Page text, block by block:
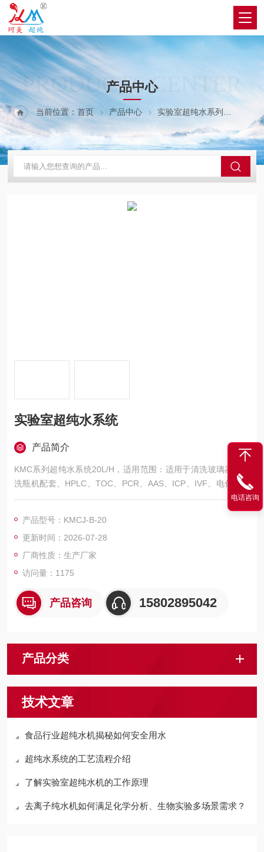
PRODUCTS CENTER
产品中心
当前位置：首页 产品中心 实验室超纯水系列
实验室超纯水系统
产品简介
KMC系列超纯水系统20L/H，适用范围：适用于清洗玻璃器皿、
洗瓶机配套、HPLC、TOC、PCR、AAS、ICP、IVF、电化学、
细胞培养、基因工程、氨基酸分析等实验项目。
产品型号：KMCJ-B-20
更新时间：2026-07-28
厂商性质：生产厂家
访问量：1175
产品咨询 15802895042
产品分类
技术文章
食品行业超纯水机揭秘如何安全用水
超纯水系统的工艺流程介绍
了解实验室超纯水机的工作原理
去离子纯水机如何满足化学分析、生物实验多场景需求？
电话咨询